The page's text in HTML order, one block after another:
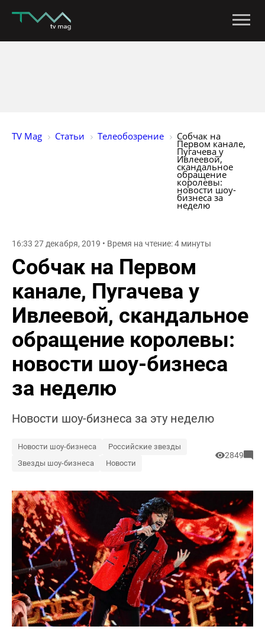
TV Mag Статьи Телеобозрение Собчак на
Первом канале,
Пугачева у
Ивлеевой,
скандальное
обращение
королевы:
новости шоу-
бизнеса за
неделю
16:33 27 декабря, 2019 • Время на чтение: 4 минуты
Собчак на Первом
канале, Пугачева у
Ивлеевой, скандальное
обращение королевы:
новости шоу-бизнеса
за неделю
Новости шоу-бизнеса за эту неделю
Новости шоу-бизнеса
Российские звезды
Звезды шоу-бизнеса
Новости
2849